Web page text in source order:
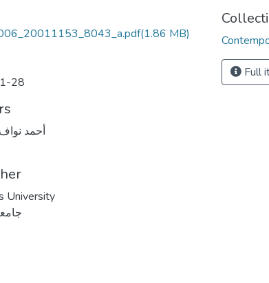
(1.86 MB)
28
أحمد
University
Full